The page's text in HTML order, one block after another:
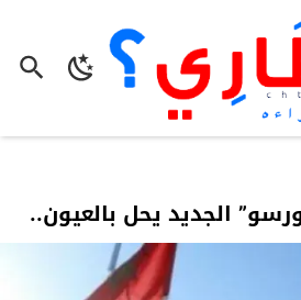
الجديد يحل بالعيون..